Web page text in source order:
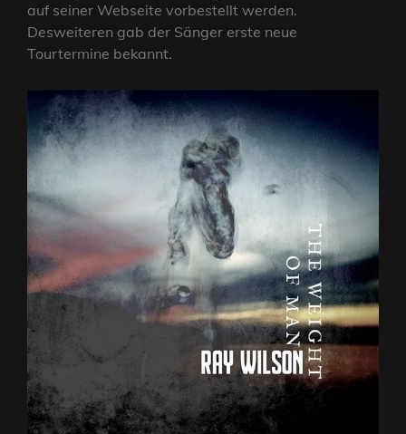
auf seiner Webseite vorbestellt werden.
Desweiteren gab der Sänger erste neue
Tourtermine bekannt.